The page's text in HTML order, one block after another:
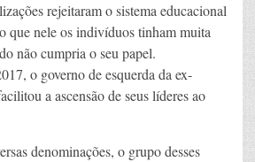
rejeitaram o sistema educacional
que nele os indivíduos tinham muita
não cumpria o seu papel.
o governo de esquerda da ex-
a ascensão de seus líderes ao
denominações, o grupo desses